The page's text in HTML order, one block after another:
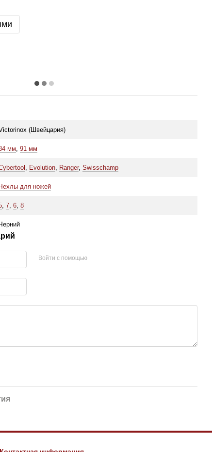
(Швейцария)
мм, 91 мм
, Evolution, Ranger, Swisschamp
для ножей
, 7, 6, 8
Войти с помощью